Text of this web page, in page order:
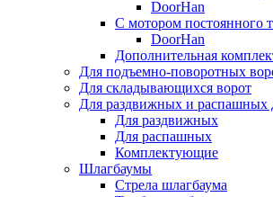
DoorHan
С мотором постоянного
DoorHan
Дополнительная
Для подъемно-поворотных
Для складывающихся ворот
Для раздвижных и распашных
Для раздвижных
Для распашных
Комплектующие
Шлагбаумы
Стрела шлагбаума